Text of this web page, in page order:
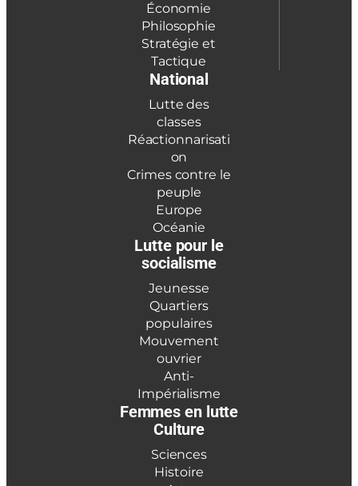
Économie
Philosophie
Stratégie et
Tactique
National
Lutte des
classes
Réactionnarisati
on
Crimes contre le
peuple
Europe
Océanie
Lutte pour le
socialisme
Jeunesse
Quartiers
populaires
Mouvement
ouvrier
Anti-
Impérialisme
Femmes en lutte
Culture
Sciences
Histoire